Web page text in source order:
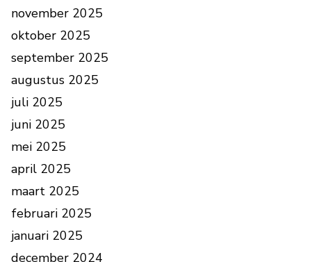
november 2025
oktober 2025
september 2025
augustus 2025
juli 2025
juni 2025
mei 2025
april 2025
maart 2025
februari 2025
januari 2025
december 2024